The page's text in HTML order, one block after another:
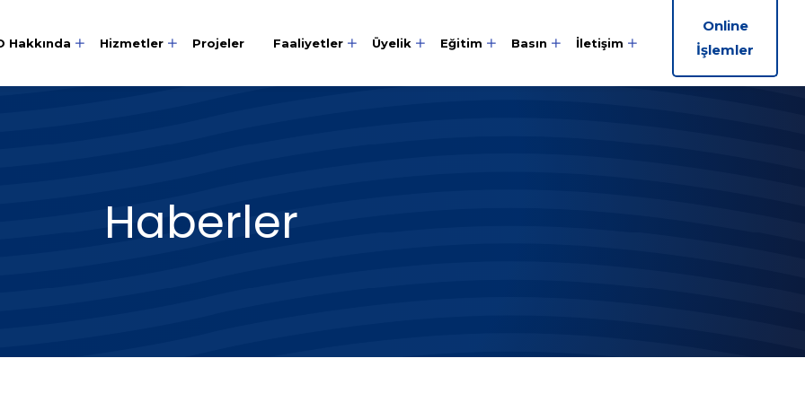
Hakkında Hizmetler Projeler Faaliyetler Üyelik Eğitim Basın İletişim
Online
İşlemler
Haberler